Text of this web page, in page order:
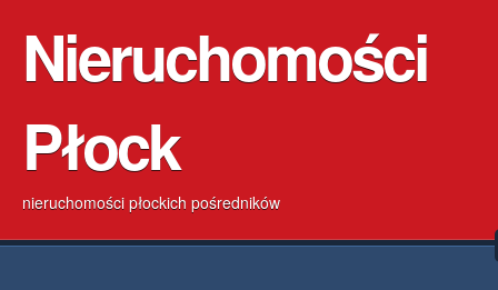
Nieruchomości
Płock
nieruchomości płockich pośredników